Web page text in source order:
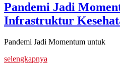
Pandemi Jadi
Infrastruktur
Pandemi Jadi Momentum untuk
selengkapnya